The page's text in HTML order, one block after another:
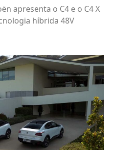
apresenta o C4 e o C4 X
híbrida 48V